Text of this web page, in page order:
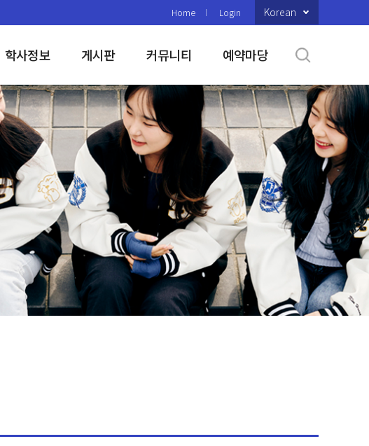
Home Login Korean
학사정보 게시판 커뮤니티 예약마당